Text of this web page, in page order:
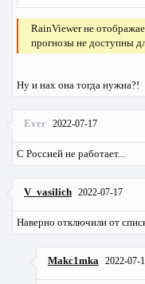
RainViewer не
прогнозы не доступны
Ну и нах она тогда нужна?!
Ever 2022-07-17
С Россией не работает...
V_vasilich 2022-07-17
Наверно отключили от
Makc1mka 2022-07-